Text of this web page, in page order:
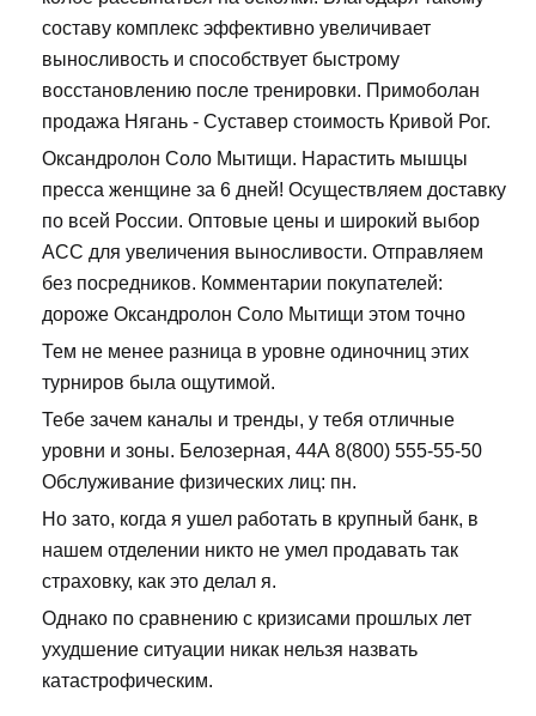
составу комплекс эффективно увеличивает
выносливость и способствует быстрому
восстановлению после тренировки. Примоболан
продажа Нягань - Суставер стоимость Кривой Рог.
Оксандролон Соло Мытищи. Нарастить мышцы
пресса женщине за 6 дней! Осуществляем доставку
по всей России. Оптовые цены и широкий выбор
ACC для увеличения выносливости. Отправляем
без посредников. Комментарии покупателей:
дороже Оксандролон Соло Мытищи этом точно
Тем не менее разница в уровне одиночниц этих
турниров была ощутимой.
Тебе зачем каналы и тренды, у тебя отличные
уровни и зоны. Белозерная, 44А 8(800) 555-55-50
Обслуживание физических лиц: пн.
Но зато, когда я ушел работать в крупный банк, в
нашем отделении никто не умел продавать так
страховку, как это делал я.
Однако по сравнению с кризисами прошлых лет
ухудшение ситуации никак нельзя назвать
катастрофическим.